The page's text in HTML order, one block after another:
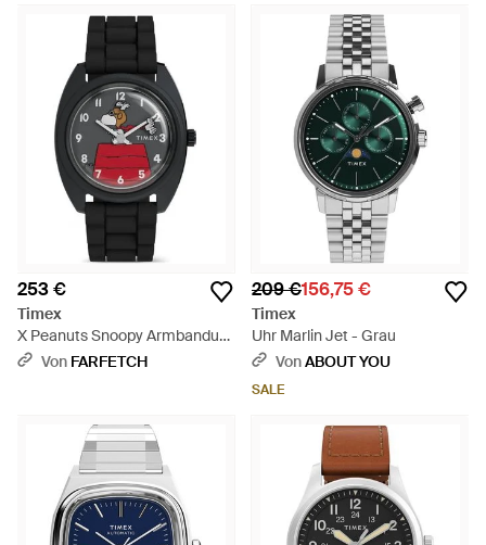
253 €
Timex
X Peanuts Snoopy Armbanduhr
37Mm - Rot
Von FARFETCH
209 €156,75 €
Timex
Uhr Marlin Jet - Grau
VonABOUT YOU
SALE